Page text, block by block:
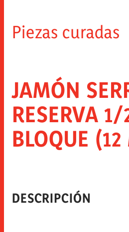
JAMÓN
RESERVA 1/
BLOQUE (12
Piezas curadas
DESCRIPCIÓN